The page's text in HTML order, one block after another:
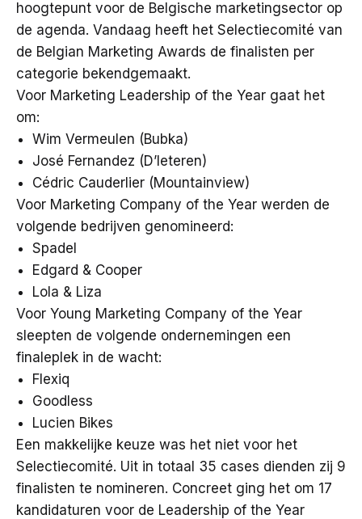
hoogtepunt voor de Belgische marketingsector op
de agenda. Vandaag heeft het Selectiecomité van
de Belgian Marketing Awards de finalisten per
categorie bekendgemaakt.
Voor Marketing Leadership of the Year gaat het
om:
Wim Vermeulen (Bubka)
José Fernandez (D’Ieteren)
Cédric Cauderlier (Mountainview)
Voor Marketing Company of the Year werden de
volgende bedrijven genomineerd:
Spadel
Edgard & Cooper
Lola & Liza
Voor Young Marketing Company of the Year
sleepten de volgende ondernemingen een
finaleplek in de wacht:
Flexiq
Goodless
Lucien Bikes
Een makkelijke keuze was het niet voor het
Selectiecomité. Uit in totaal 35 cases dienden zij 9
finalisten te nomineren. Concreet ging het om 17
kandidaturen voor de Leadership of the Year